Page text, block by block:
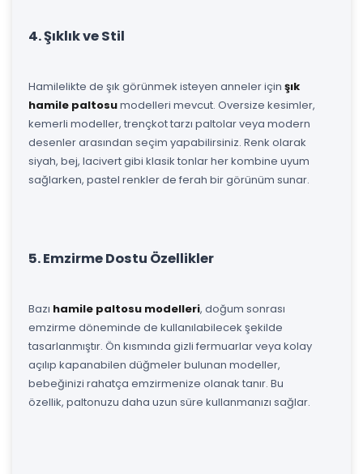
4. Şıklık ve Stil
Hamilelikte de şık görünmek isteyen anneler için şık
hamile paltosumodelleri mevcut. Oversize kesimler,
kemerli modeller, trençkot tarzı paltolar veya modern
desenler arasından seçim yapabilirsiniz. Renk olarak
siyah, bej, lacivert gibi klasik tonlar her kombine uyum
sağlarken, pastel renkler de ferah bir görünüm sunar.
5. Emzirme Dostu Özellikler
Bazı hamile paltosu modelleri, doğum sonrası
emzirme döneminde de kullanılabilecek şekilde
tasarlanmıştır. Ön kısmında gizli fermuarlar veya kolay
açılıp kapanabilen düğmeler bulunan modeller,
bebeğinizi rahatça emzirmenize olanak tanır. Bu
özellik, paltonuzu daha uzun süre kullanmanızı sağlar.